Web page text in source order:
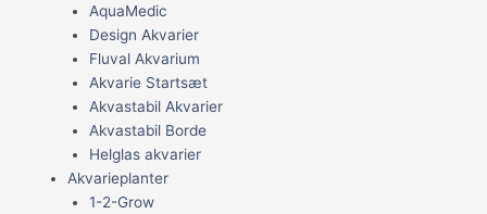
AquaMedic
Design Akvarier
Fluval Akvarium
Akvarie Startsæt
Akvastabil Akvarier
Akvastabil Borde
Helglas akvarier
Akvarieplanter
1-2-Grow